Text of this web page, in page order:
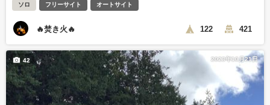
ソロ フリーサイト オートサイト
🔥焚き火🔥 122 421
2023年10月21日
42